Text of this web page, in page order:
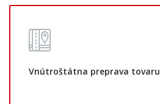
Vnútroštátna preprava tovaru